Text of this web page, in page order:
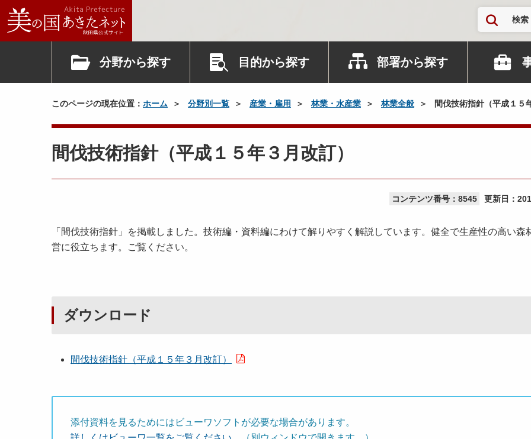
検索
分野から探す 目的から探す 部署から探す
このページの現在位置： ホーム 分野別一覧 産業・雇用 林業・水産業 林業全般 間伐技術指針（平成１５
間伐技術指針（平成１５年３月改訂）
コンテンツ番号：8545 更新日：
「間伐技術指針」を掲載しました。技術編・資料編にわけて解りやすく解説しています。健全で生産性の高い森
営に役立ちます。ご覧ください。
ダウンロード
間伐技術指針（平成１５年３月改訂）
添付資料を見るためにはビューワソフトが必要な場合があります。